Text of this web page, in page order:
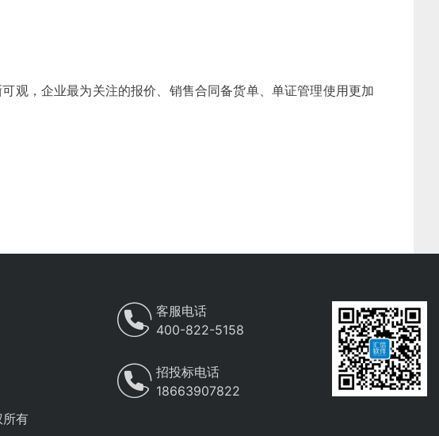
观，企业最为关注的报价、销售合同备货单、单证管理使用更加
有
客服电话
400-822-5158
招投标电话
18663907822